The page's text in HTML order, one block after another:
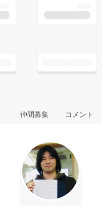
仲間募集 コメント